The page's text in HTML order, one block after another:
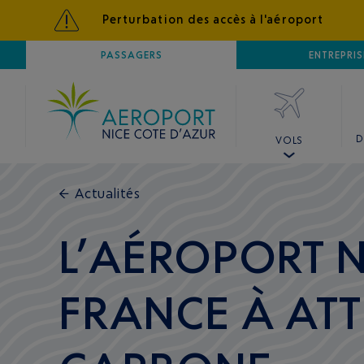
Perturbation des accès à l'aéroport
PASSAGERS
AÉROPORTNICE CÔTE D'AZUR
VOLS
← Actualités
L’AÉROPORT
FRANCE À